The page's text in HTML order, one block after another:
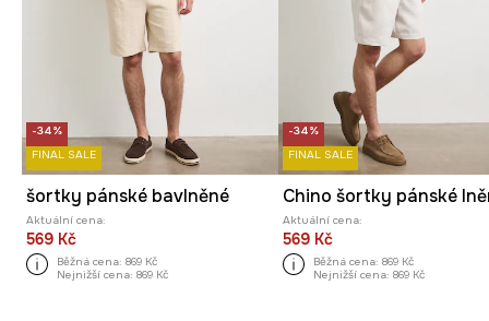
-34%
FINAL SALE
šortky pánské bavlněné
Aktuální cena:
569 Kč
Běžná cena: 869 Kč
Nejnižší cena: 869 Kč
-34%
FINAL SALE
Aktuální cena:
569 Kč
Běžná cena: 869 Kč
Nejnižší cena: 869 Kč